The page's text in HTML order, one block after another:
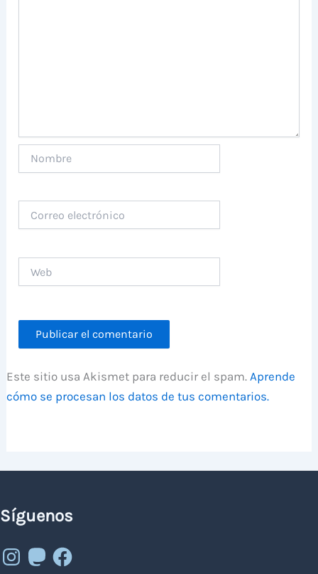
electrónico
Este sitio usa Akismet para reducir el spam.Aprende
cómo se procesan los datos de tus comentarios.
Síguenos
Instagram
MastodonFacebook